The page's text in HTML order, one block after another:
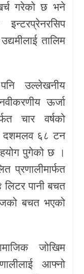
खर्च गरेको छ भने
तालिम
उल्लेखनीय
ऊर्जा
चार वर्षको
दशमलव ६८ टन
पुगेको छ ।
प्रणालीमार्फत
पानी बचत
बचत भएको
जोखिम
आफ्नो